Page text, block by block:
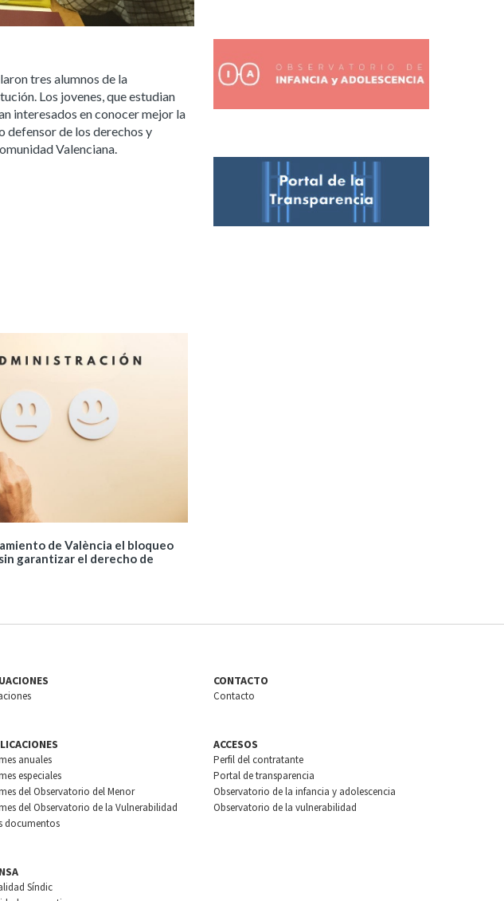
tres alumnos de la
Los jovenes, que estudian
interesados en conocer mejor la
defensor de los derechos y
Valenciana.
de València el bloqueo
garantizar el derecho de
anuales
especiales
del Observatorio del Menor
del Observatorio de la Vulnerabilidad
documentos
Síndic
CONTACTO
Contacto
ACCESOS
Perfil del contratante
Portal de transparencia
Observatorio de la infancia y adolescencia
Observatorio de la vulnerabilidad